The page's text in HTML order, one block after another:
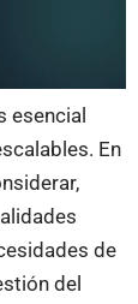
esencial
En
de
del